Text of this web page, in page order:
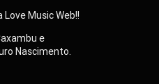
Music Web!!
e
Nascimento.